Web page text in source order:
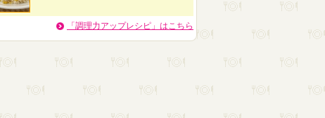
「調理力アップレシピ」はこちら